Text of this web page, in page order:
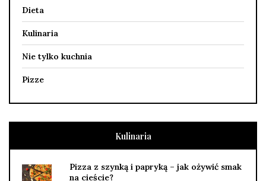
Dieta
Kulinaria
Nie tylko kuchnia
Pizze
Kulinaria
Pizza z szynką i papryką – jak ożywić smak
na cieście?